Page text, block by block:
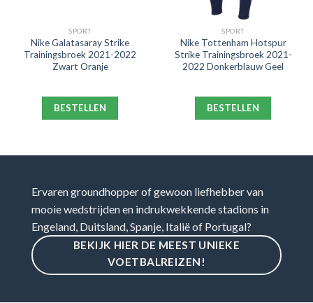
SPORT
Nike Galatasaray Strike
Trainingsbroek 2021-2022
Zwart Oranje
BESTELLEN
SPORT
Nike Tottenham Hotspur
Strike Trainingsbroek 2021-
2022 Donkerblauw Geel
BESTELLEN
Ervaren groundhopper of gewoon liefhebber van
mooie wedstrijden en indrukwekkende stadions in
Engeland, Duitsland, Spanje, Italië of Portugal?
BEKIJK HIER DE MEEST UNIEKE
VOETBALREIZEN!